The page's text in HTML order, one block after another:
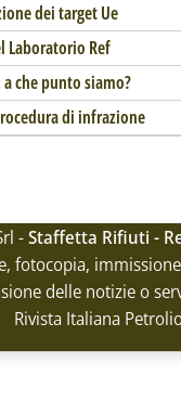
dei target Ue
Laboratorio Ref
che punto siamo?
di infrazione
-Staffetta Rifiuti -
fotocopia,
delle notizie o
Rivista Italiana